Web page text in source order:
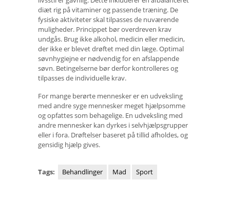
diæt rig på vitaminer og passende træning. De
fysiske aktiviteter skal tilpasses de nuværende
muligheder. Princippet bør overdreven krav
undgås. Brug ikke alkohol, medicin eller medicin,
der ikke er blevet drøftet med din læge. Optimal
søvnhygiejne er nødvendig for en afslappende
søvn. Betingelserne bør derfor kontrolleres og
tilpasses de individuelle krav.
For mange berørte mennesker er en udveksling
med andre syge mennesker meget hjælpsomme
og opfattes som behagelige. En udveksling med
andre mennesker kan dyrkes i selvhjælpsgrupper
eller i fora. Drøftelser baseret på tillid afholdes, og
gensidig hjælp gives.
Tags: Behandlinger Mad Sport